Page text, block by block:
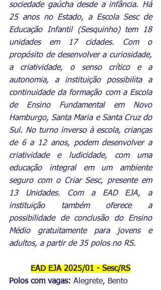
sociedade gaúcha desde a infância. Há
25 anos no Estado, a Escola Sesc de
Educação Infantil (Sesquinho) tem 18
unidades em 17 cidades. Com o
propósito de desenvolver a curiosidade,
a criatividade, o senso crítico e a
autonomia, a instituição possibilita a
continuidade da formação com a Escola
de Ensino Fundamental em Novo
Hamburgo, Santa Maria e Santa Cruz do
Sul. No turno inverso à escola, crianças
de 6 a 12 anos, podem desenvolver a
criatividade e ludicidade, com uma
educação integral em um ambiente
seguro com o Criar Sesc, presente em
13 Unidades. Com a EAD EJA, a
instituição também oferece a
possibilidade de conclusão do Ensino
Médio gratuitamente para jovens e
adultos, a partir de 35 polos no RS.
EAD EJA 2025/01 - Sesc/RS
Polos com vagas: Alegrete, Bento